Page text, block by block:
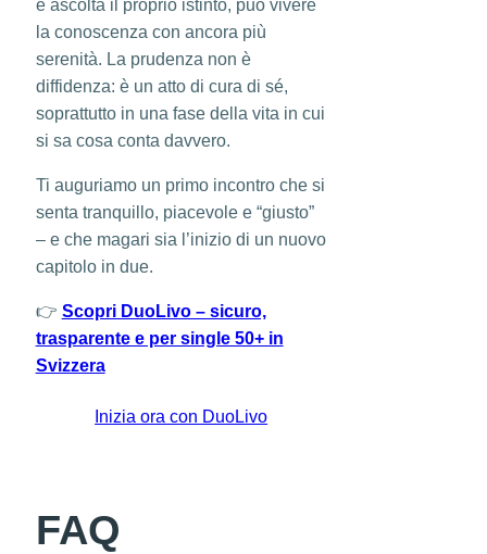
e ascolta il proprio istinto, può vivere
la conoscenza con ancora più
serenità. La prudenza non è
diffidenza: è un atto di cura di sé,
soprattutto in una fase della vita in cui
si sa cosa conta davvero.
Ti auguriamo un primo incontro che si
senta tranquillo, piacevole e “giusto”
– e che magari sia l’inizio di un nuovo
capitolo in due.
👉 Scopri DuoLivo – sicuro,
trasparente e per single 50+ in
Svizzera
Inizia ora con DuoLivo
FAQ